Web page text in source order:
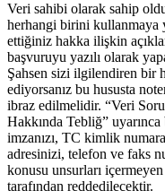
Veri sahibi olarak sahip
herhangi birini kullanmaya
ettiğiniz hakka ilişkin
başvuruyu yazılı olarak
Şahsen sizi ilgilendiren bir
ediyorsanız bu hususta
ibraz edilmelidir. “Veri
Hakkında Tebliğ” uyarınca
imzanızı, TC kimlik
adresinizi, telefon ve faks
konusu unsurları
tarafından reddedilecektir.